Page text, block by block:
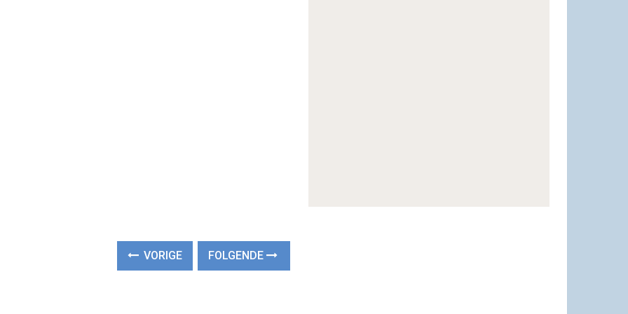
VORIGE FOLGENDE